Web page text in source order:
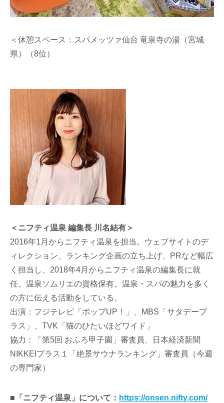
＜休憩スペース：スパメッツァ仙台 竜泉寺の湯（宮城
県）（8位）
＜ニフティ温泉 編集長 川名結有＞
2016年1月からニフティ温泉を担当。ウェブサイトのデ
ィレクション、ランキング企画の立ち上げ、PRなど幅広
く担当し、2018年4月からニフティ温泉の編集長に就
任。温泉ソムリエの資格保有。温泉・スパの魅力を多く
の方に伝える活動をしている。
出演：フジテレビ「ポップUP！」、MBS「サタデープ
ラス」、TVK「猫のひたいほどワイド」
協力：「第5回 おふろ甲子園」審査員、日本経済新聞
NIKKEIプラス１「絶景サウナランキング」審査員（今週
の専門家）
■「ニフティ温泉」について： https://onsen.nifty.com/